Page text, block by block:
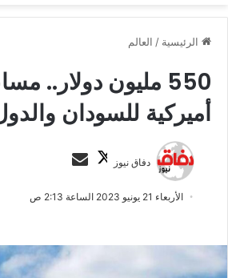
الرئيسية / العالم
550 مليون دولار..
أميركية للسودان
دفاق نيوز
ت
ب
ل
س
ر
الأربعاء 21 يونيو 2023 الساعة 2:13 ص